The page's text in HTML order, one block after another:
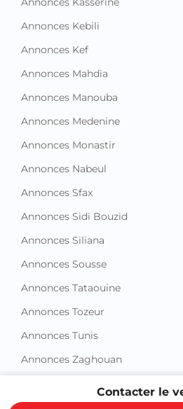
Contacter le
Annonces Kef
Annonces Mahdia
Annonces Manouba
Annonces Medenine
Annonces Monastir
Annonces Nabeul
Annonces Sfax
Annonces Sidi Bouzid
Annonces Siliana
Annonces Sousse
Annonces Tataouine
Annonces Tozeur
Annonces Tunis
Annonces Zaghouan